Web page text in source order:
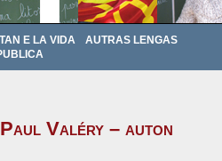
E LA VIDA
AUTRAS LENGAS
Valéry – auton